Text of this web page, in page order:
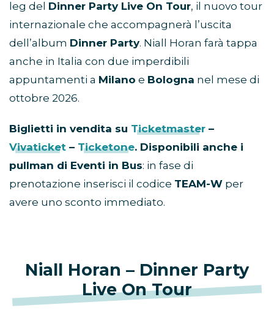
leg del Dinner Party Live On Tour, il nuovo tour
internazionale che accompagnerà l’uscita
dell’album Dinner Party. Niall Horan farà tappa
anche in Italia con due imperdibili
appuntamenti a Milano e Bologna nel mese di
ottobre 2026.
Biglietti in vendita su Ticketmaster –
Vivaticket – Ticketone. Disponibili anche i
pullman di Eventi in Bus: in fase di
prenotazione inserisci il codice TEAM-W per
avere uno sconto immediato.
Niall Horan – Dinner Party
Live On Tour